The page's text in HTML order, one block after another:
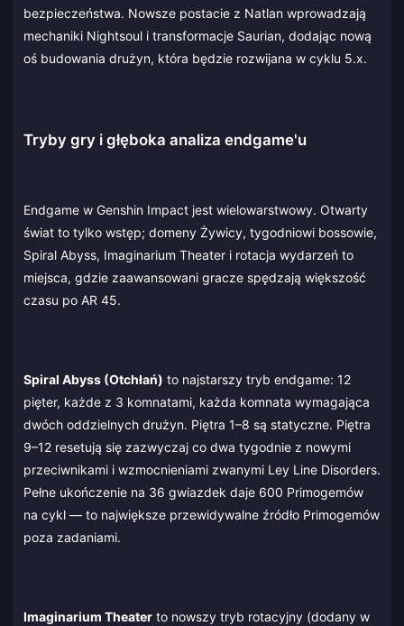
bezpieczeństwa. Nowsze postacie z Natlan wprowadzają
mechaniki Nightsoul i transformacje Saurian, dodając nową
oś budowania drużyn, która będzie rozwijana w cyklu 5.x.
Tryby gry i głęboka analiza endgame'u
Endgame w Genshin Impact jest wielowarstwowy. Otwarty
świat to tylko wstęp; domeny Żywicy, tygodniowi bossowie,
Spiral Abyss, Imaginarium Theater i rotacja wydarzeń to
miejsca, gdzie zaawansowani gracze spędzają większość
czasu po AR 45.
Spiral Abyss (Otchłań) to najstarszy tryb endgame: 12
pięter, każde z 3 komnatami, każda komnata wymagająca
dwóch oddzielnych drużyn. Piętra 1–8 są statyczne. Piętra
9–12 resetują się zazwyczaj co dwa tygodnie z nowymi
przeciwnikami i wzmocnieniami zwanymi Ley Line Disorders.
Pełne ukończenie na 36 gwiazdek daje 600 Primogemów
na cykl — to największe przewidywalne źródło Primogemów
poza zadaniami.
Imaginarium Theater to nowszy tryb rotacyjny (dodany w